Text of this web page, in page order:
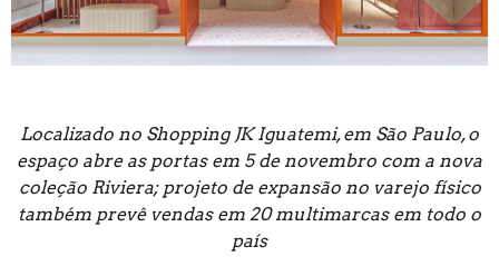
Localizado no Shopping JK Iguatemi, em São Paulo, o
espaço abre as portas em 5 de novembro com a nova
coleção Riviera; projeto de expansão no varejo físico
também prevê vendas em 20 multimarcas em todo o
país